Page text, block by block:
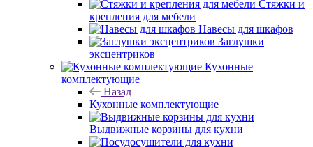
Стяжки и
крепления для мебели
Навесы для шкафов
Заглушки
эксцентриков
Кухонные
комплектующие
Назад
Кухонные комплектующие
Выдвижные корзины для кухни